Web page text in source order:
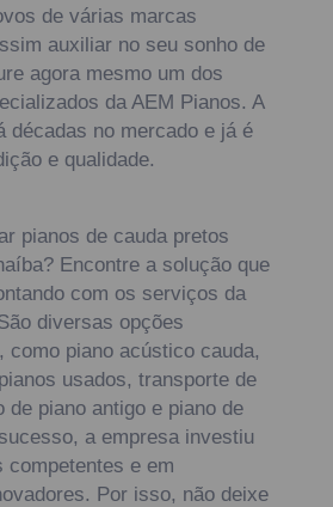
de várias marcas
auxiliar no seu sonho de
agora mesmo um dos
da AEM Pianos. A
décadas no mercado e já é
e qualidade.
pianos de cauda pretos
Encontre a solução que
com os serviços da
diversas opções
como piano acústico cauda,
usados, transporte de
de piano antigo e piano de
a empresa investiu
competentes e em
Por isso, não deixe